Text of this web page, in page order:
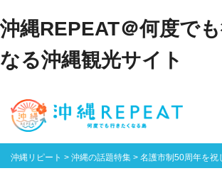
沖縄REPEAT＠何度で
なる沖縄観光サイト
沖縄リピート > 沖縄の話題特集 > 名護市制50周年を祝